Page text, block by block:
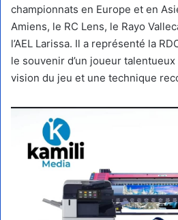
championnats en Europe et en
Amiens, le RC Lens, le Rayo
l’AEL Larissa. Il a représenté la
le souvenir d’un joueur
vision du jeu et une technique